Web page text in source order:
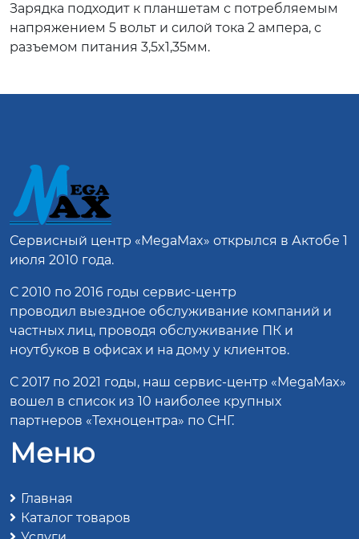
Зарядка подходит к планшетам с потребляемым
напряжением 5 вольт и силой тока 2 ампера, с
разъемом питания 3,5x1,35мм.
Сервисный центр «MegaMax» открылся в Актобе 1
июля 2010 года.
С 2010 по 2016 годы сервис-центр
проводил выездное обслуживание компаний и
частных лиц, проводя обслуживание ПК и
ноутбуков в офисах и на дому у клиентов.
С 2017 по 2021 годы, наш сервис-центр «MegaMax»
вошел в список из 10 наиболее крупных
партнеров «Техноцентра» по СНГ.
Меню
Главная
Каталог товаров